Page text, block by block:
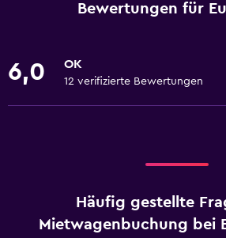
Bewertungen für
6,0 OK
12 verifizierte Bewertungen
Häufig gestellte
Mietwagenbuchung bei